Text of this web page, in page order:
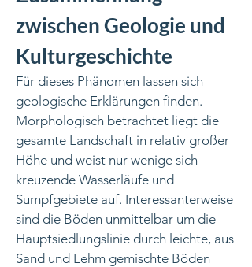
zwischen Geologie und
Kulturgeschichte
Für dieses Phänomen lassen sich
geologische Erklärungen finden.
Morphologisch betrachtet liegt die
gesamte Landschaft in relativ großer
Höhe und weist nur wenige sich
kreuzende Wasserläufe und
Sumpfgebiete auf. Interessanterweise
sind die Böden unmittelbar um die
Hauptsiedlungslinie durch leichte, aus
Sand und Lehm gemischte Böden